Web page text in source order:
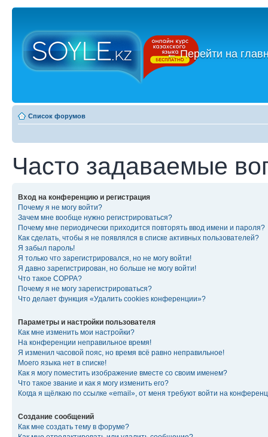
←Перейти на
Список форумов
Часто задаваемые
Вход на конференцию и регистрация
Почему я не могу войти?
Зачем мне вообще нужно регистрироваться?
Почему мне периодически приходится повторять ввод имени и пароля?
Как сделать, чтобы я не появлялся в списке активных пользователей?
Я забыл пароль!
Я только что зарегистрировался, но не могу войти!
Я давно зарегистрирован, но больше не могу войти!
Что такое COPPA?
Почему я не могу зарегистрироваться?
Что делает функция «Удалить cookies конференции»?
Параметры и настройки пользователя
Как мне изменить мои настройки?
На конференции неправильное время!
Я изменил часовой пояс, но время всё равно неправильное!
Моего языка нет в списке!
Как я могу поместить изображение вместе со своим именем?
Что такое звание и как я могу изменить его?
Когда я щёлкаю по ссылке «email», от меня требуют войти на
Создание сообщений
Как мне создать тему в форуме?